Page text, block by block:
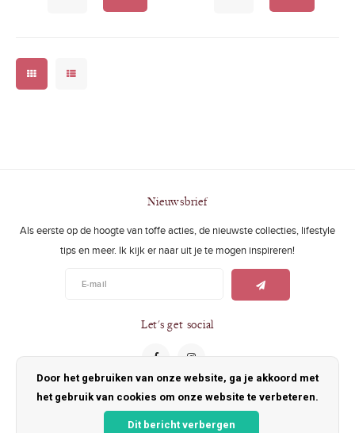
Contact
Nieuwsbrief
Als eerste op de hoogte van toffe acties, de nieuwste collecties, lifestyle
tips en meer. Ik kijk er naar uit je te mogen inspireren!
Let's get social
Door het gebruiken van onze website, ga je akkoord met
het gebruik van cookies om onze website te verbeteren.
Dit bericht verbergen